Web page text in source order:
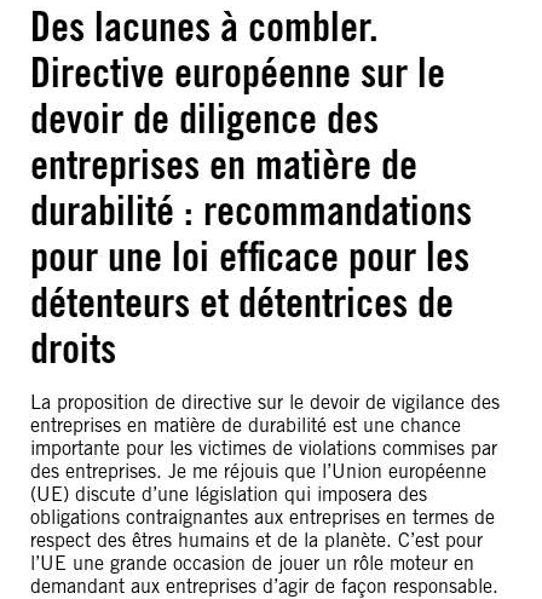
Des lacunes à combler.
Directive européenne sur le
devoir de diligence des
entreprises en matière de
durabilité : recommandations
pour une loi efficace pour les
détenteurs et détentrices de
droits
La proposition de directive sur le devoir de vigilance des
entreprises en matière de durabilité est une chance
importante pour les victimes de violations commises par
des entreprises. Je me réjouis que l’Union européenne
(UE) discute d’une législation qui imposera des
obligations contraignantes aux entreprises en termes de
respect des êtres humains et de la planète. C’est pour
l’UE une grande occasion de jouer un rôle moteur en
demandant aux entreprises d’agir de façon responsable.